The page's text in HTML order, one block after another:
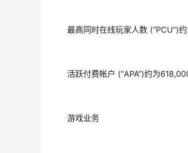
最高同时在线玩家人数 (“PCU”)
活跃付费帐户 (“APA”)约为
游戏业务